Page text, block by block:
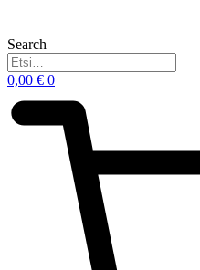
Search
0,00 € 0